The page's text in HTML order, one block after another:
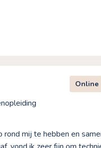
Online
mij te hebben en